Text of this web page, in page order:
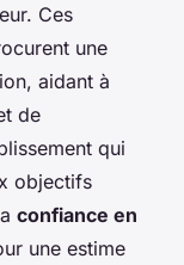
Ces
une
aidant à
de
qui
objectifs
confiance en
une estime